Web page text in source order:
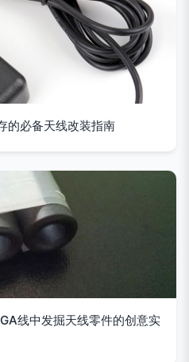
的必备天线改装指南
线中发掘天线零件的创意实